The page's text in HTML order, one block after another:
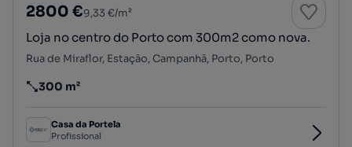
2800 €9,33 €/m²
Loja no centro do Porto com 300m2 como nova.
Rua de Miraflor, Estação, Campanhã, Porto, Porto
Preço por metro quadrado
300 m²
Casa da Portela
Profissional